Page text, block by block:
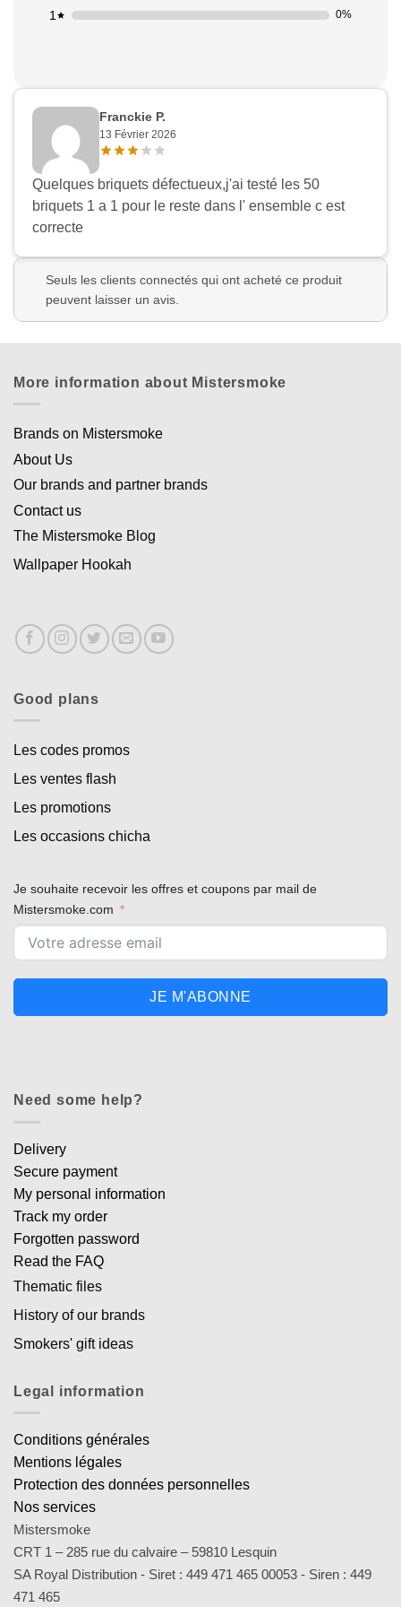
1 0%
Franckie P.
13 Février 2026
Quelques briquets défectueux,j'ai testé les 50
briquets 1 a 1 pour le reste dans l' ensemble c est
correcte
Seuls les clients connectés qui ont acheté ce produit
peuvent laisser un avis.
More information about Mistersmoke
Brands on Mistersmoke
About Us
Our brands and partner brands
Contact us
The Mistersmoke Blog
Wallpaper Hookah
Good plans
Les codes promos
Les ventes flash
Les promotions
Les occasions chicha
Je souhaite recevoir les offres et coupons par mail de
Mistersmoke.com
JE M'ABONNE
Need some help?
Delivery
Secure payment
My personal information
Track my order
Forgotten password
Read the FAQ
Thematic files
History of our brands
Smokers' gift ideas
Legal information
Conditions générales
Mentions légales
Protection des données personnelles
Nos services
Mistersmoke
CRT 1 – 285 rue du calvaire – 59810 Lesquin
SA Royal Distribution - Siret : 449 471 465 00053 - Siren : 449
471 465
Appliquer les filtres